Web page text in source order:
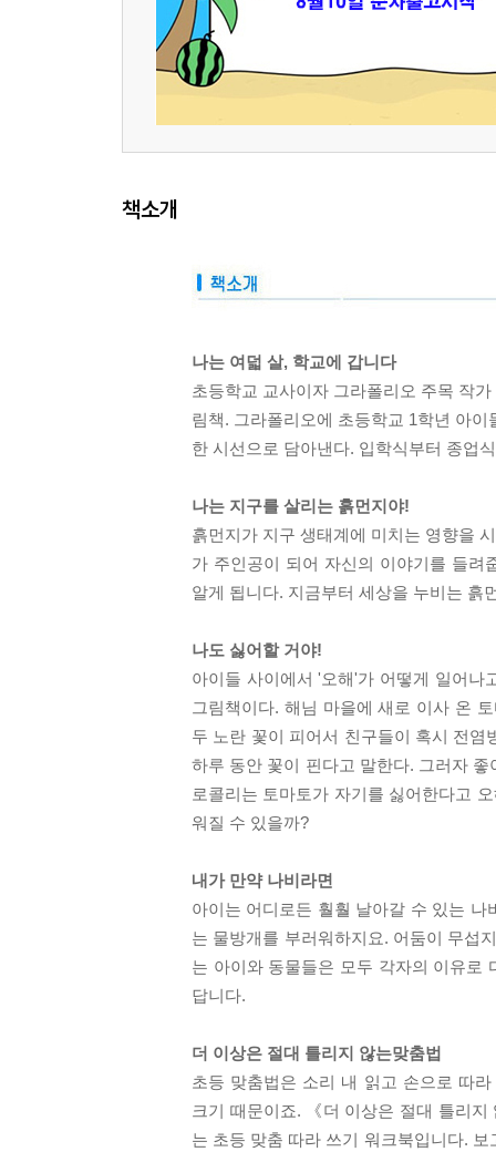
책소개
나는 여덟 살, 학교에 갑니다
초등학교 교사이자 그라폴리오 주목 작
림책. 그라폴리오에 초등학교 1학년 아
한 시선으로 담아낸다. 입학식부터 종업
나는 지구를 살리는 흙먼지야!
흙먼지가 지구 생태계에 미치는 영향을
가 주인공이 되어 자신의 이야기를 들려
알게 됩니다. 지금부터 세상을 누비는 흙
나도 싫어할 거야!
아이들 사이에서 '오해'가 어떻게 일어나
그림책이다. 해님 마을에 새로 이사 온
두 노란 꽃이 피어서 친구들이 혹시 전
하루 동안 꽃이 핀다고 말한다. 그러자
로콜리는 토마토가 자기를 싫어한다고
워질 수 있을까?
내가 만약 나비라면
아이는 어디로든 훨훨 날아갈 수 있는
는 물방개를 부러워하지요. 어둠이 무섭
는 아이와 동물들은 모두 각자의 이유로
답니다.
더 이상은 절대 틀리지 않는맞춤법
초등 맞춤법은 소리 내 읽고 손으로 따
크기 때문이죠. 《더 이상은 절대 틀리
는 초등 맞춤 따라 쓰기 워크북입니다.